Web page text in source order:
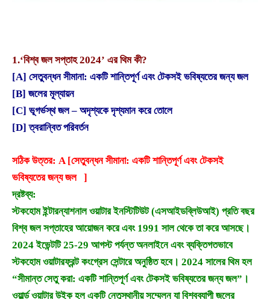
1.‘বিশ্ব জল সপ্তাহ 2024’ এর থিম কী?
[A] সেতুবন্ধন সীমানা: একটি শান্তিপূর্ণ এবং টেকসই ভবিষ্যতের জন্য জল
[B] জলের মূল্যায়ন
[C] ভূগর্ভস্থ জল – অদৃশ্যকে দৃশ্যমান করে তোলে
[D] ত্বরান্বিত পরিবর্তন
সঠিক উত্তর: A [সেতুবন্ধন সীমানা: একটি শান্তিপূর্ণ এবং টেকসই
ভবিষ্যতের জন্য জল ]
দ্রষ্টব্য:
স্টকহোম ইন্টারন্যাশনাল ওয়াটার ইনস্টিটিউট (এসআইডব্লিউআই) প্রতি বছর
বিশ্ব জল সপ্তাহের আয়োজন করে এবং 1991 সাল থেকে তা করে আসছে।
2024 ইভেন্টটি 25-29 আগস্ট পর্যন্ত অনলাইনে এবং ব্যক্তিগতভাবে
স্টকহোম ওয়াটারফ্রন্ট কংগ্রেস সেন্টারে অনুষ্ঠিত হবে। 2024 সালের থিম হল
“সীমান্ত সেতু করা: একটি শান্তিপূর্ণ এবং টেকসই ভবিষ্যতের জন্য জল”।
ওয়ার্ল্ড ওয়াটার উইক হল একটি নেতৃস্থানীয় সম্মেলন যা বিশ্বব্যাপী জলের